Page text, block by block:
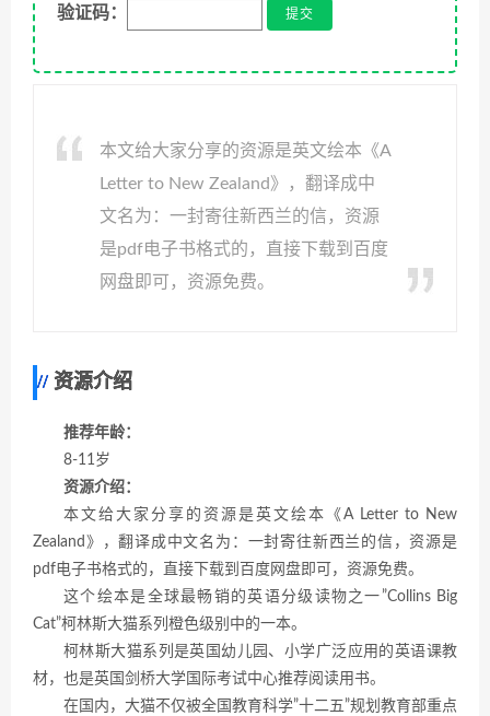
验证码：
本文给大家分享的资源是英文绘本《A
Letter to New Zealand》，翻译成中
文名为：一封寄往新西兰的信，资源
是pdf电子书格式的，直接下载到百度
网盘即可，资源免费。
资源介绍
推荐年龄：
8-11岁
资源介绍：
本文给大家分享的资源是英文绘本《A Letter to New
Zealand》，翻译成中文名为：一封寄往新西兰的信，资源是
pdf电子书格式的，直接下载到百度网盘即可，资源免费。
这个绘本是全球最畅销的英语分级读物之一”Collins Big
Cat”柯林斯大猫系列橙色级别中的一本。
柯林斯大猫系列是英国幼儿园、小学广泛应用的英语课教
材，也是英国剑桥大学国际考试中心推荐阅读用书。
在国内，大猫不仅被全国教育科学”十二五”规划教育部重点